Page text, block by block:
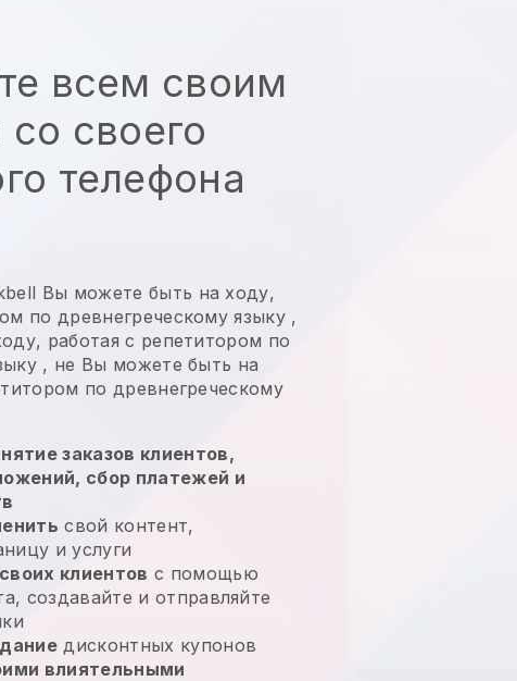
всем своим
своего
телефона
Вы можете быть на ходу,
по древнегреческому языку ,
работая с репетитором по
, не Вы можете быть на
по древнегреческому
заказов клиентов,
сбор платежей и
свой контент,
и услуги
клиентов с помощью
создавайте и отправляйте
дисконтных купонов
влиятельными